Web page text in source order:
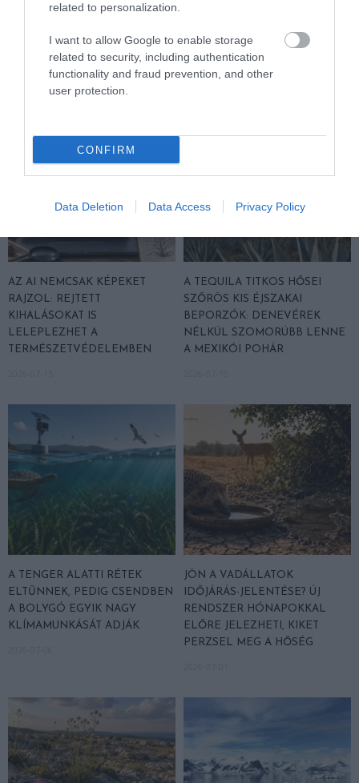
related to personalization.
I want to allow Google to enable storage
related to security, including authentication
functionality and fraud prevention, and other
user protection.
CONFIRM
Data Deletion Data Access Privacy Policy
NEM CSATORNAKÉNT
2026-07-29
CSÚSZOTT A MAGYAR
TÚLFOGYASZTÁS NAPJA?
2026-07-17
AZ AI NEMCSAK KÉPEKET
RAJZOL: REJTETT
KIHALÁSOKAT IS
LELEPLEZHET A
TERMÉSZETVÉDELEMBEN
A TEQUILA TITKOS HŐSEI
SZŐRÖS KIS ÉJSZAKAI
BEPORZÓK: DENEVÉREK
NÉLKÜL SZOMORÚBB LENNE
A MEXIKÓI POHÁR
A TENGER ALATTI RÉTEK
ELTŰNNEK, PEDIG CSENDBEN
A BOLYGÓ EGYIK NAGY
KLÍMAMUNKÁSÁT ADJÁK
JÖN A VADÁLLATOK
IDŐJÁRÁS-JELENTÉSE? ÚJ
RENDSZER HÓNAPOKKAL
ELŐRE JELEZHETI, KIKET
PERZSEL MEG A HŐSÉG